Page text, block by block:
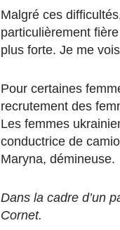
Malgré ces
particulièrement
plus forte. Je me
Pour certaines
recrutement des
Les femmes
conductrice de
Maryna, démineuse.
Dans la cadre d’un
Cornet.